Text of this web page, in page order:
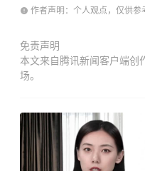
作者声明：个人观点，仅供参
免责声明
本文来自腾讯新闻客户端创
场。